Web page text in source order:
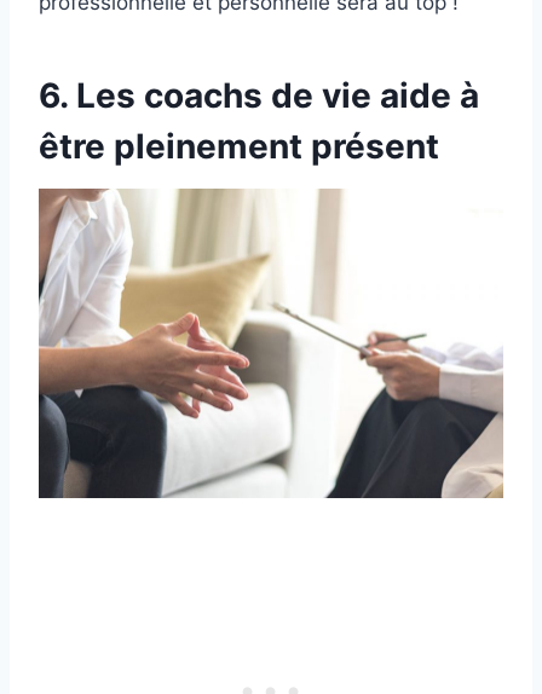
6. Les coachs de vie aide à
être pleinement présent